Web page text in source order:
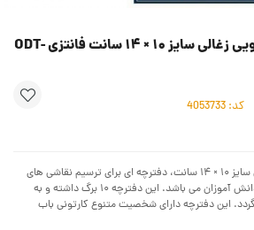
دفترچه یادداشت جادویی زغالی سایز ۱۰ × ۱۴ سانت فانتزی ODT-
کد:
دفترچه یادداشت جادویی زغالی سایز ۱۰ × ۱۴ سانت، دفترچه ای برای ترسیم نقاشی های
خلاقانه و هنرمندانه کودکان و دانش آموزان می باشد. این دفترچه ۱۰ برگ داشته و به
این دفترچه دارای شخصیت متنوع کارتونی باب